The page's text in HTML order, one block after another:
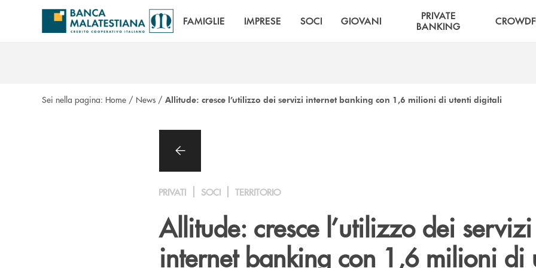
Salta al contenuto principale
FAMIGLIE IMPRESE SOCI GIOVANI
PRIVATE
BANKING
Sei nella pagina: Home / News / Allitude: cresce l’utilizzo dei servizi internet banking con 1,6 milioni di utenti digitali
PRIVATI SOCI TERRITORIO
Allitude: cresce l’utilizzo dei servizi
internet banking con 1,6 milioni di